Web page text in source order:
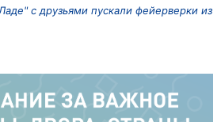
с друзьями пускали фейерверки из